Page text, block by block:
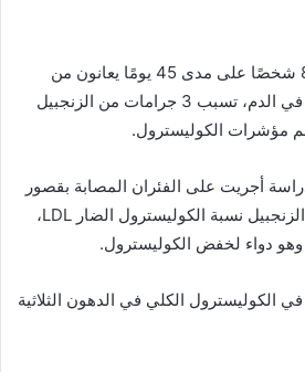
في دراسة أجريت على 85 شخصًا على مدى 45 يومًا يعانون من
في الدم، تسبب 3 جرامات من الزنجبيل
مؤشرات الكوليسترول.
أجريت على الفئران المصابة بقصور
الغدة الدرقية حيث خفض الزنجبيل نسبة الكوليسترول الضار LDL،
وهو دواء لخفض الكوليسترول.
الكوليسترول الكلي في الدهون الثلاثية